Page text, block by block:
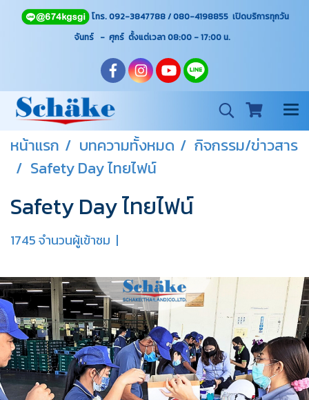
โทร. 092-3847788 / 080-4198855 เปิดบริการทุกวัน
จันทร์ - ศุกร์ ตั้งแต่เวลา 08:00 - 17:00น.
หน้าแรก บทความทั้งหมด
กิจกรรม/ข่าวสาร
Safety Day ไทยไฟน์
Safety Day ไทยไฟน์
1745 จำนวนผู้เข้าชม |